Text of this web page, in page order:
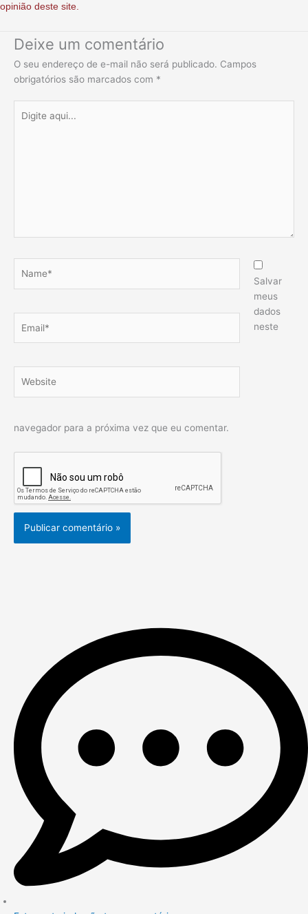
opinião deste site.
Deixe um comentário
O seu endereço de e-mail não será publicado. Campos
obrigatórios são marcados com *
aqui...
Salvar
meus
dados
neste
navegador para a próxima vez que eu comentar.